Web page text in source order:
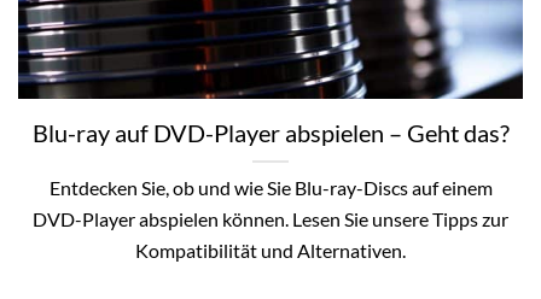
Blu-ray auf DVD-Player abspielen – Geht das?
Entdecken Sie, ob und wie Sie Blu-ray-Discs auf einem
DVD-Player abspielen können. Lesen Sie unsere Tipps zur
Kompatibilität und Alternativen.